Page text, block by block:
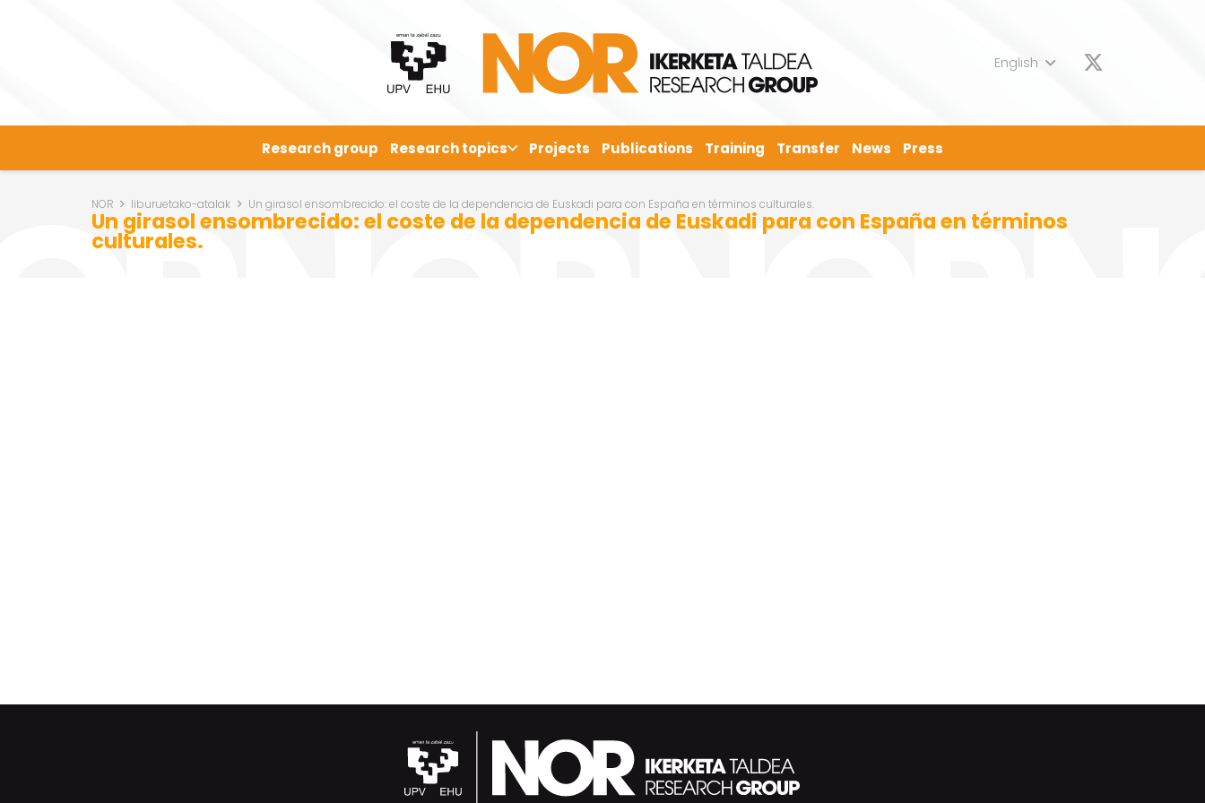
English
Research group Research topics Projects Publications Training Transfer News Press
NOR liburuetako-atalak Un girasol ensombrecido: el coste de la dependencia de Euskadi para con España en términos culturales.
Un girasol ensombrecido: el coste de la dependencia de Euskadi para con España en términos
culturales.